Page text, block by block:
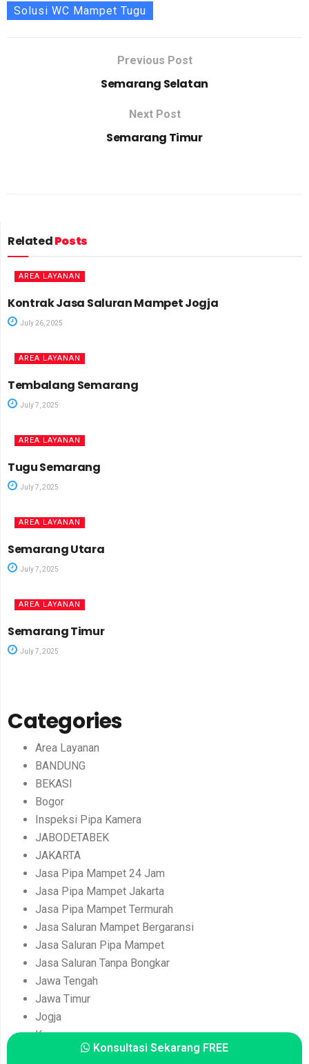
Solusi WC Mampet Tugu
Previous Post
Semarang Selatan
Next Post
Semarang Timur
RelatedPosts
AREA LAYANAN
Kontrak Jasa Saluran Mampet Jogja
July 26, 2025
AREA LAYANAN
Tembalang Semarang
July 7, 2025
AREA LAYANAN
Tugu Semarang
July 7, 2025
AREA LAYANAN
Semarang Utara
July 7, 2025
AREA LAYANAN
Semarang Timur
July 7, 2025
Categories
Area Layanan
BANDUNG
BEKASI
Bogor
Inspeksi Pipa Kamera
JABODETABEK
JAKARTA
Jasa Pipa Mampet 24 Jam
Jasa Pipa Mampet Jakarta
Jasa Pipa Mampet Termurah
Jasa Saluran Mampet Bergaransi
Jasa Saluran Pipa Mampet
Jasa Saluran Tanpa Bongkar
Jawa Tengah
Jawa Timur
Jogja
Konsumen
Konsultasi Sekarang FREE